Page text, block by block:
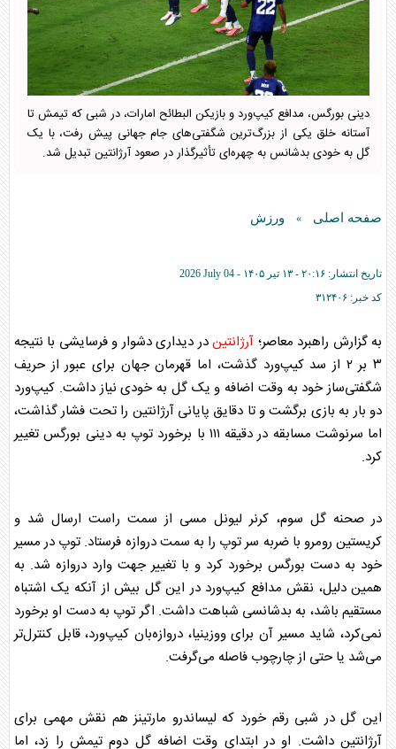
دینی بورگس، مدافع کیپ‌ورد و بازیکن البطائح امارات، در شبی که تیمش تا
آستانه خلق یکی از بزرگ‌ترین شگفتی‌های جام جهانی پیش رفت، با یک
گل به خودی بدشانس به چهره‌ای تأثیرگذار در صعود آرژانتین تبدیل شد.
صفحه اصلی » ورزش
تاریخ انتشار: ۲۰:۱۶ - ۱۳ تير ۱۴۰۵ -
2026 July 04
کد خبر: ۳۱۲۴۰۶
به گزارش راهبرد معاصر؛ آرژانتیندر دیداری دشوار و فرسایشی با نتیجه
۳ بر ۲ از سد کیپ‌ورد گذشت، اما قهرمان جهان برای عبور از حریف
شگفتی‌ساز خود به وقت اضافه و یک گل به خودی نیاز داشت. کیپ‌ورد
دو بار به بازی برگشت و تا دقایق پایانیآرژانتین را تحت فشار گذاشت،
اما سرنوشت مسابقه در دقیقه ۱۱۱ با برخورد توپ به دینی بورگس تغییر
کرد.
در صحنه گل سوم، کرنر لیونل مسی از سمت راست ارسال شد و
کریستین رومرو با ضربه سر توپ را به سمت دروازه فرستاد. توپ در مسیر
خود به دست بورگس برخورد کرد و با تغییر جهت وارد دروازه شد. به
همین دلیل، نقش مدافع کیپ‌ورد در این گل بیش از آنکه یک اشتباه
مستقیم باشد، به بدشانسی شباهت داشت. اگر توپ به دست او برخورد
نمی‌کرد، شاید مسیر آن برای ووزینیا، دروازه‌بان کیپ‌ورد، قابل کنترل‌تر
می‌شد یا حتی از چارچوب فاصله می‌گرفت.
این گل در شبی رقم خورد که لیساندرو مارتینز هم نقش مهمی برای
آرژانتین داشت. او در ابتدای وقت اضافه گل دوم تیمش را زد، اما